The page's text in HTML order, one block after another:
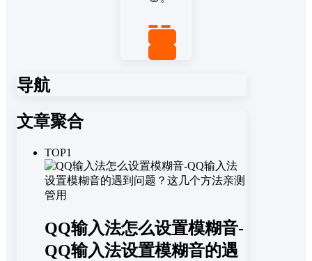
导航
文章聚合
TOP1
QQ输入法怎么设置模糊音-
QQ输入法设置模糊音的遇